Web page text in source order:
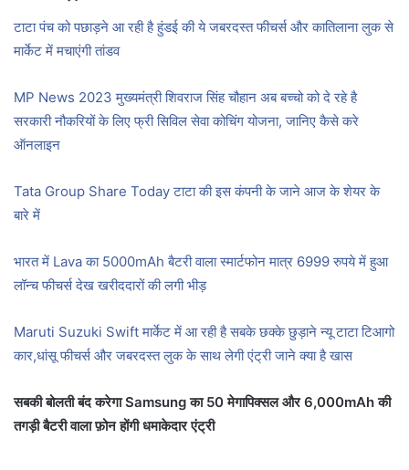
टाटा पंच को पछाड़ने आ रही है हुंडई की ये जबरदस्त फीचर्स और कातिलाना लुक से
मार्केट में मचाएंगी तांडव
MP News 2023 मुख्यमंत्री शिवराज सिंह चौहान अब बच्चो को दे रहे है
सरकारी नौकरियों के लिए फ्री सिविल सेवा कोचिंग योजना, जानिए कैसे करे
ऑनलाइन
Tata Group Share Today टाटा की इस कंपनी के जाने आज के शेयर के
बारे में
भारत में Lava का 5000mAh बैटरी वाला स्मार्टफोन मात्र 6999 रुपये में हुआ
लॉन्च फीचर्स देख खरीददारों की लगी भीड़
Maruti Suzuki Swift मार्केट में आ रही है सबके छक्के छुड़ाने न्यू टाटा टिआगो
कार,धांसू फीचर्स और जबरदस्त लुक के साथ लेगी एंट्री जाने क्या है खास
सबकी बोलती बंद करेगा Samsung का 50 मेगापिक्सल और 6,000mAh की
तगड़ी बैटरी वाला फ़ोन होंगी धमाकेदार एंट्री